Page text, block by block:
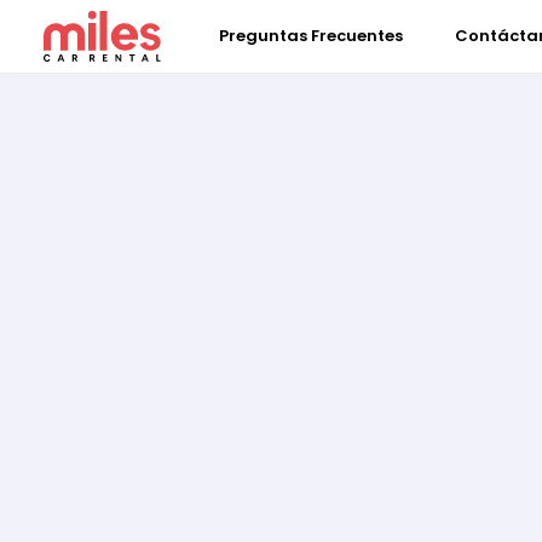
Preguntas Frecuentes